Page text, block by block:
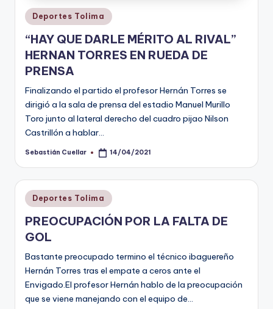
Publicado
en
Deportes Tolima
“HAY QUE DARLE MÉRITO AL RIVAL”
HERNAN TORRES EN RUEDA DE
PRENSA
Finalizando el partido el profesor Hernán Torres se
dirigió a la sala de prensa del estadio Manuel Murillo
Toro junto al lateral derecho del cuadro pijao Nilson
Castrillón a hablar…
Publicado
Sebastián Cuellar 14/04/2021
Publicado
en
Deportes Tolima
PREOCUPACIÓN POR LA FALTA DE
GOL
Bastante preocupado termino el técnico ibaguereño
Hernán Torres tras el empate a ceros ante el
Envigado.El profesor Hernán hablo de la preocupación
que se viene manejando con el equipo de…